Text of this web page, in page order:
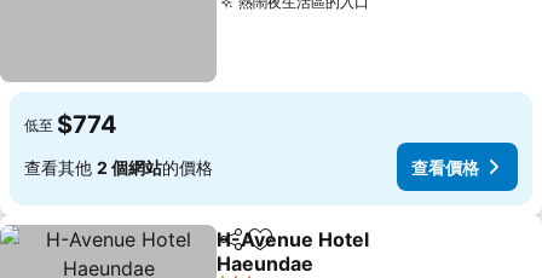
低至 $774
查看其他 2 個網站的價格 查看價格
分享 加入我的最愛
H-Avenue Hotel
Haeundae